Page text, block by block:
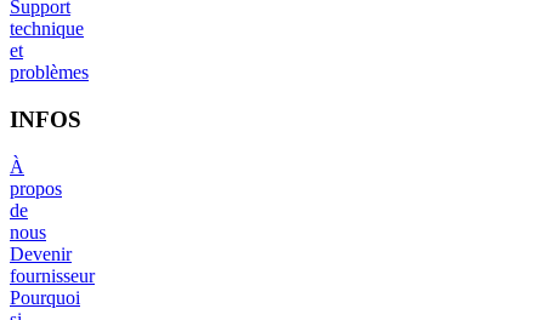
Support
technique
et
problèmes
INFOS
À
propos
de
nous
Devenir
fournisseur
Pourquoi